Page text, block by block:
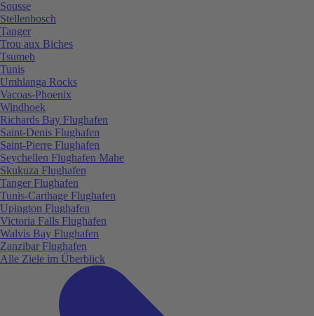
Sousse
Stellenbosch
Tanger
Trou aux Biches
Tsumeb
Tunis
Umhlanga Rocks
Vacoas-Phoenix
Windhoek
Richards Bay Flughafen
Saint-Denis Flughafen
Saint-Pierre Flughafen
Seychellen Flughafen Mahe
Skukuza Flughafen
Tanger Flughafen
Tunis-Carthage Flughafen
Upington Flughafen
Victoria Falls Flughafen
Walvis Bay Flughafen
Zanzibar Flughafen
Alle Ziele im Überblick